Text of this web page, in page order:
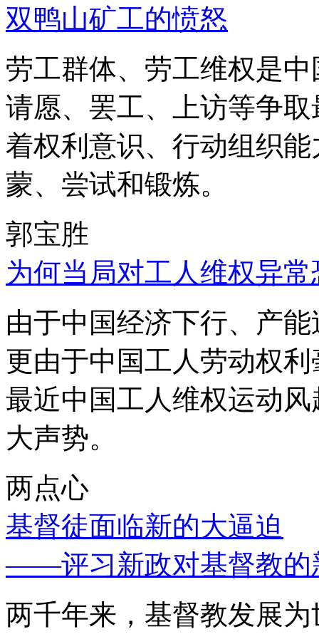
双鸭山矿工的愤怒
劳工群体、劳工维权是
请愿、罢工、上访等争
着权利意识、行动组织
蒙、尝试和锻炼。
郭宝胜
为何当局对工人维权异
由于中国经济下行、产
更由于中国工人劳动权
最近中国工人维权运动
大声势。
两点心
基督徒面临新的大逼迫
——评习新政对基督教的
两千年来，基督教发展